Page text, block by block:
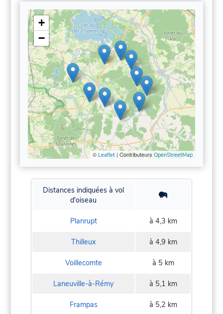
+
−
© Leaflet| Contributeurs OpenStreetMap
Distances indiquées à vol
d'oiseau
Planrupt à 4,3 km
Thilleux à 4,9 km
Voillecomte à 5 km
Laneuville-à-Rémy à 5,1 km
Frampas à 5,2 km